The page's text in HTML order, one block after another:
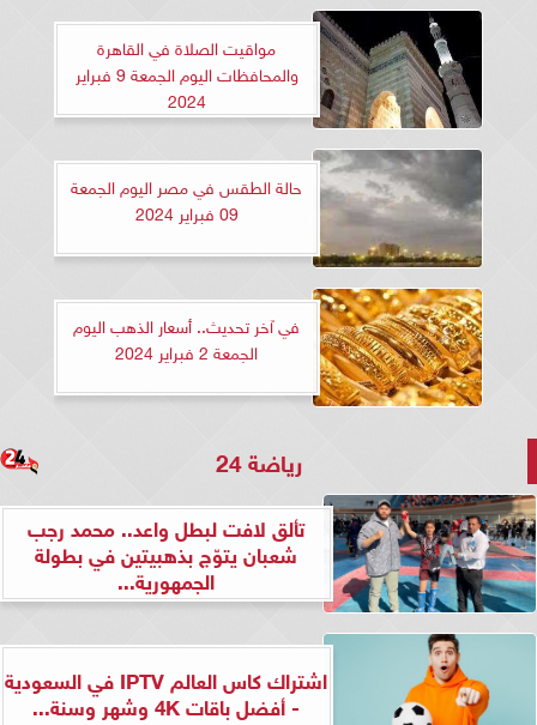
مواقيت الصلاة في القاهرة
والمحافظات اليوم الجمعة 9 فبراير
2024
حالة الطقس في مصر اليوم الجمعة
09 فبراير 2024
في آخر تحديث.. أسعار الذهب اليوم
الجمعة 2 فبراير 2024
رياضة 24
تألق لافت لبطل واعد.. محمد رجب
شعبان يتوّج بذهبيتين في بطولة
الجمهورية...
اشتراك كاس العالم IPTV في السعودية
- أفضل باقات 4K وشهر وسنة...